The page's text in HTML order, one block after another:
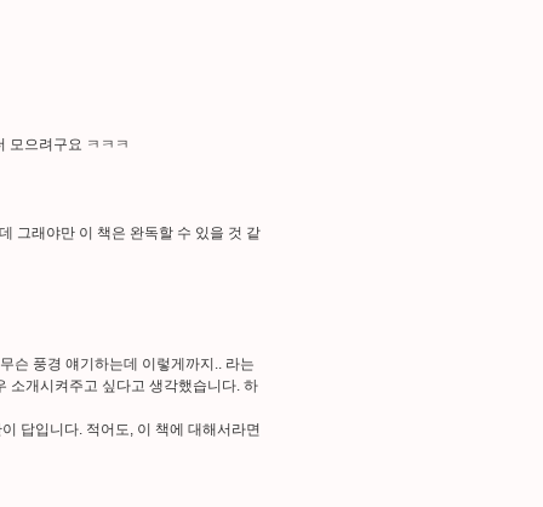
모으려구요 ㅋㅋㅋ
그래야만 이 책은 완독할 수 있을 것 같
슨 풍경 얘기하는데 이렇게까지.. 라는
소개시켜주고 싶다고 생각했습니다. 하
답입니다. 적어도, 이 책에 대해서라면